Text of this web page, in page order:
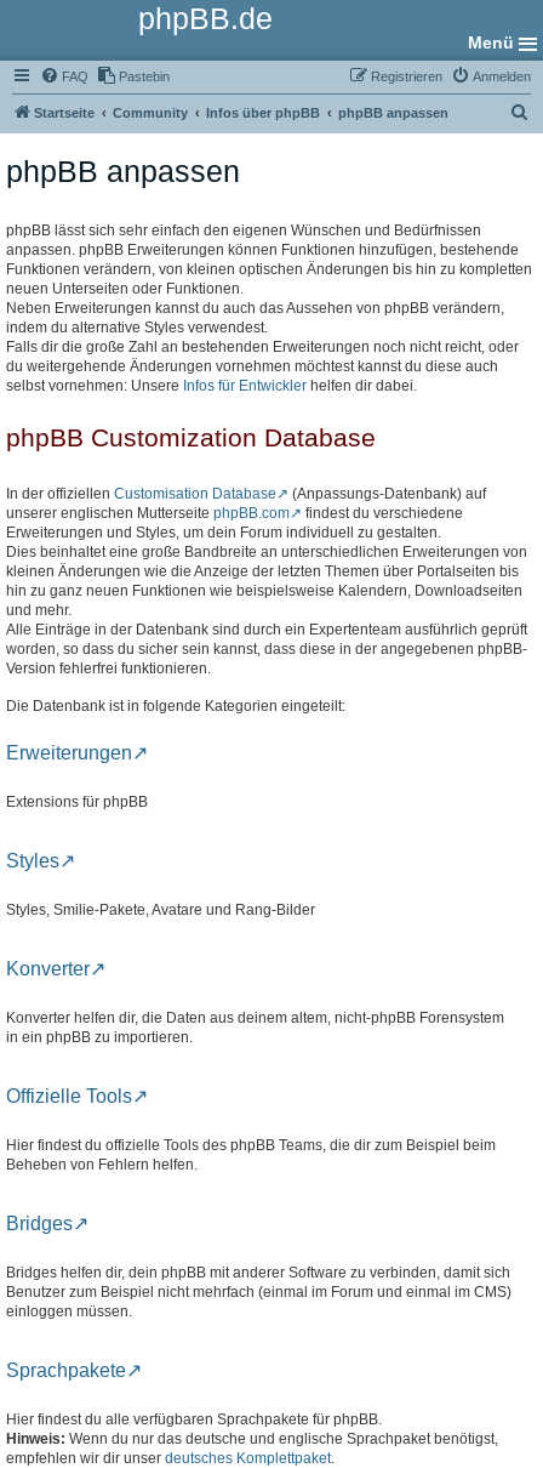
phpBB.de
Menü
FAQ Pastebin Anmelden
Registrieren
Startseite Community Infos über phpBB phpBB anpassen
phpBB anpassen
phpBB lässt sich sehr einfach den eigenen Wünschen und Bedürfnissen
anpassen. phpBB Erweiterungen können Funktionen hinzufügen, bestehende
Funktionen verändern, von kleinen optischen Änderungen bis hin zu kompletten
neuen Unterseiten oder Funktionen.
Neben Erweiterungen kannst du auch das Aussehen von phpBB verändern,
indem du alternative Styles verwendest.
Falls dir die große Zahl an bestehenden Erweiterungen noch nicht reicht, oder
du weitergehende Änderungen vornehmen möchtest kannst du diese auch
selbst vornehmen: Unsere Infos für Entwickler helfen dir dabei.
phpBB Customization Database
In der offiziellen Customisation Database
(Anpassungs-Datenbank) auf
unserer englischen Mutterseite phpBB.com
findest du verschiedene
Erweiterungen und Styles, um dein Forum individuell zu gestalten.
Dies beinhaltet eine große Bandbreite an unterschiedlichen Erweiterungen von
kleinen Änderungen wie die Anzeige der letzten Themen über Portalseiten bis
hin zu ganz neuen Funktionen wie beispielsweise Kalendern, Downloadseiten
und mehr.
Alle Einträge in der Datenbank sind durch ein Expertenteam ausführlich geprüft
worden, so dass du sicher sein kannst, dass diese in der angegebenen phpBB-
Version fehlerfrei funktionieren.
Die Datenbank ist in folgende Kategorien eingeteilt:
Erweiterungen
Extensions für phpBB
Styles
Styles, Smilie-Pakete, Avatare und Rang-Bilder
Konverter
Konverter helfen dir, die Daten aus deinem altem, nicht-phpBB Forensystem
in ein phpBB zu importieren.
Offizielle Tools
Hier findest du offizielle Tools des phpBB Teams, die dir zum Beispiel beim
Beheben von Fehlern helfen.
Bridges
Bridges helfen dir, dein phpBB mit anderer Software zu verbinden, damit sich
Benutzer zum Beispiel nicht mehrfach (einmal im Forum und einmal im CMS)
einloggen müssen.
Sprachpakete
Hier findest du alle verfügbaren Sprachpakete für phpBB.
Hinweis: Wenn du nur das deutsche und englische Sprachpaket benötigst,
empfehlen wir dir unser deutsches Komplettpaket.